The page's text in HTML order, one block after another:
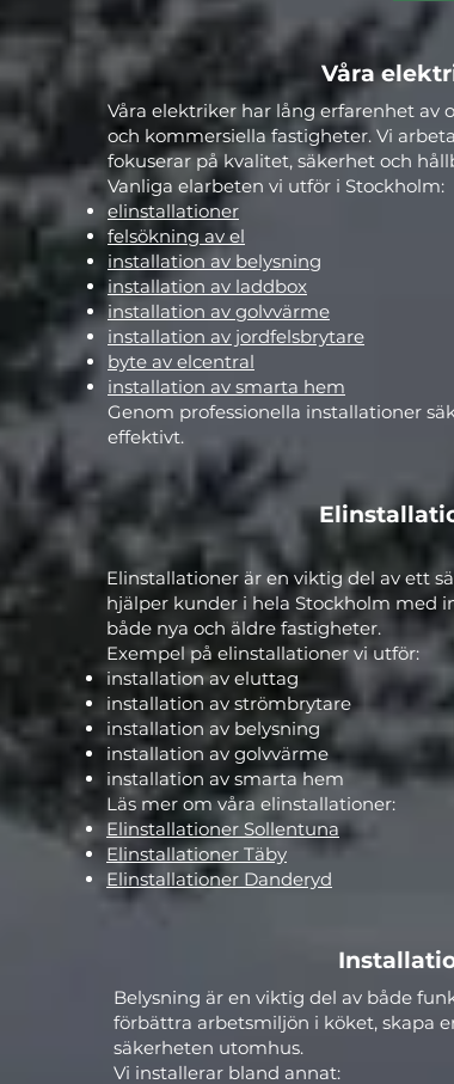
Våra
Våra elektriker har lång erfarenhet av
och kommersiella fastigheter. Vi
fokuserar på kvalitet, säkerhet och
Vanliga elarbeten vi utför i Stockholm:
elinstallationer
felsökning av el
installation av belysning
installation av laddbox
installation av golvvärme
installation av jordfelsbrytare
byte av elcentral
installation av smarta hem
Genom professionella installationer
effektivt.
Elinstallationer är en viktig del av ett
hjälper kunder i hela Stockholm med
både nya och äldre fastigheter.
Exempel på elinstallationer vi utför:
installation av eluttag
installation av strömbrytare
installation av belysning
installation av golvvärme
installation av smarta hem
Läs mer om våra elinstallationer:
Elinstallationer Sollentuna
Elinstallationer Täby
Elinstallationer Danderyd
Belysning är en viktig del av både
förbättra arbetsmiljön i köket, skapa
säkerheten utomhus.
Vi installerar bland annat: